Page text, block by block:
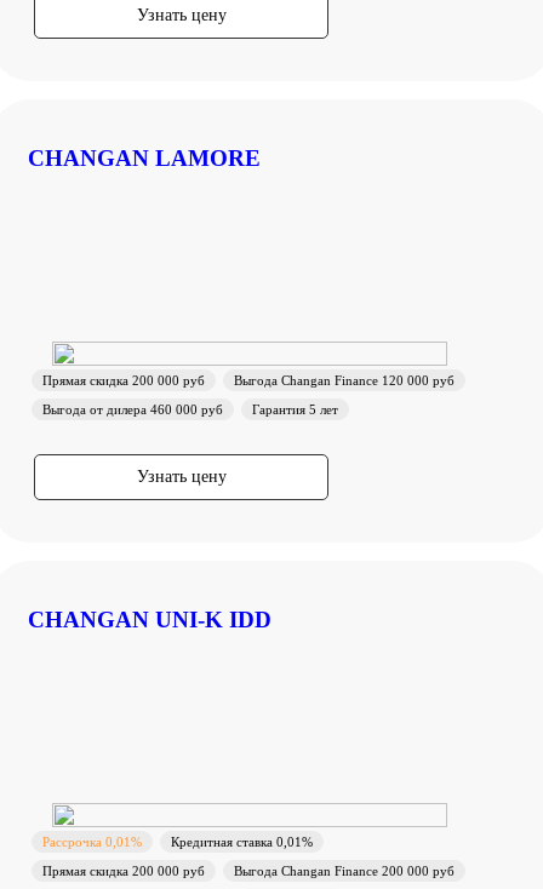
Узнать цену
CHANGAN LAMORE
Прямая скидка 200 000 руб
Выгода Changan Finance 120 000 руб
Выгода от дилера 460 000 руб
Гарантия 5 лет
Узнать цену
CHANGAN UNI-K IDD
Рассрочка 0,01%
Кредитная ставка 0,01%
Прямая скидка 200 000 руб
Выгода Changan Finance 200 000 руб